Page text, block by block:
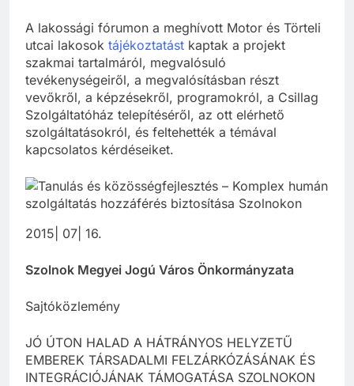
A lakossági fórumon a meghívott Motor és Törteli
utcai lakosok tájékoztatást kaptak a projekt
szakmai tartalmáról, megvalósuló
tevékenységeiről, a megvalósításban részt
vevőkről, a képzésekről, programokról, a Csillag
Szolgáltatóház telepítéséről, az ott elérhető
szolgáltatásokról, és feltehették a témával
kapcsolatos kérdéseiket.
2015| 07| 16.
Szolnok Megyei Jogú Város Önkormányzata
Sajtóközlemény
JÓ ÚTON HALAD A HÁTRÁNYOS HELYZETŰ
EMBEREK TÁRSADALMI FELZÁRKÓZÁSÁNAK ÉS
INTEGRÁCIÓJÁNAK TÁMOGATÁSA SZOLNOKON